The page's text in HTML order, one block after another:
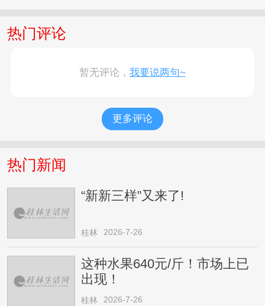
热门评论
暂无评论， 我要说两句~
更多评论
热门新闻
“新新三样”又来了!
桂林 2026-7-26
这种水果640元/斤！市场上已
出现！
桂林 2026-7-26